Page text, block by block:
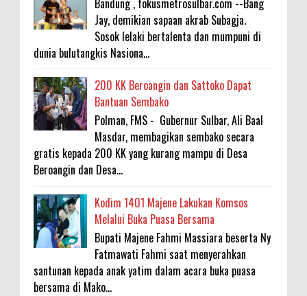
Bandung , fokusmetrosulbar.com --Bang
Jay, demikian sapaan akrab Subagja.
Sosok lelaki bertalenta dan mumpuni di
dunia bulutangkis Nasiona...
200 KK Beroangin dan Sattoko Dapat
Bantuan Sembako
Polman, FMS - Gubernur Sulbar, Ali Baal
Masdar, membagikan sembako secara
gratis kepada 200 KK yang kurang mampu di Desa
Beroangin dan Desa...
Kodim 1401 Majene Lakukan Komsos
Melalui Buka Puasa Bersama
Bupati Majene Fahmi Massiara beserta Ny
Fatmawati Fahmi saat menyerahkan
santunan kepada anak yatim dalam acara buka puasa
bersama di Mako...